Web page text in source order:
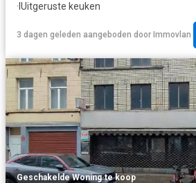
· IUitgeruste keuken
3 dagen geleden aangeboden door Immovlan
Geschakelde Woning·te koop